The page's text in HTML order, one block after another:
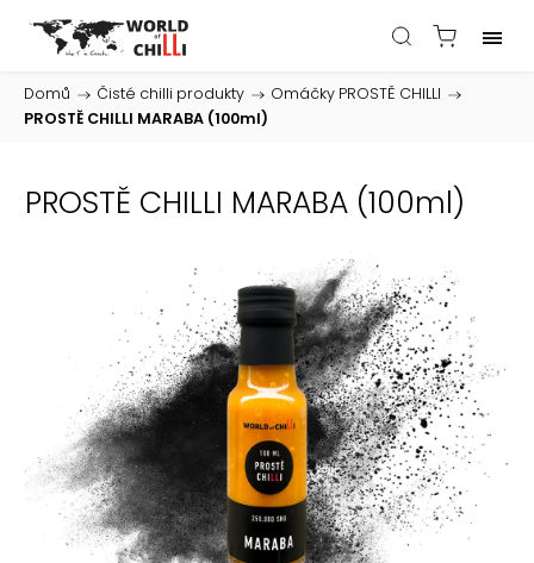
Domů / Čisté chilli produkty / Omáčky PROSTĚ CHILLI /
PROSTĚ CHILLI MARABA (100ml)
PROSTĚ CHILLI MARABA (100ml)